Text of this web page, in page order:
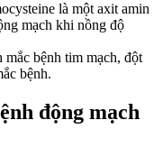
là một axit amin
mạch khi nồng độ
mắc bệnh tim mạch, đột
bệnh.
động mạch